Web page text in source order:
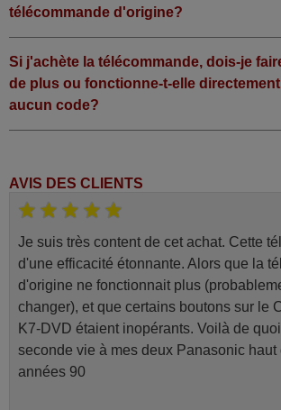
télécommande d'origine?
Si j'achète la télécommande, dois-je
de plus ou fonctionne-t-elle
aucun code?
AVIS DES CLIENTS
Je suis très content de cet achat. Cette
d'une efficacité étonnante. Alors que la
d'origine ne fonctionnait plus
changer), et que certains boutons sur le
K7-DVD étaient inopérants. Voilà de
seconde vie à mes deux Panasonic haut
années 90